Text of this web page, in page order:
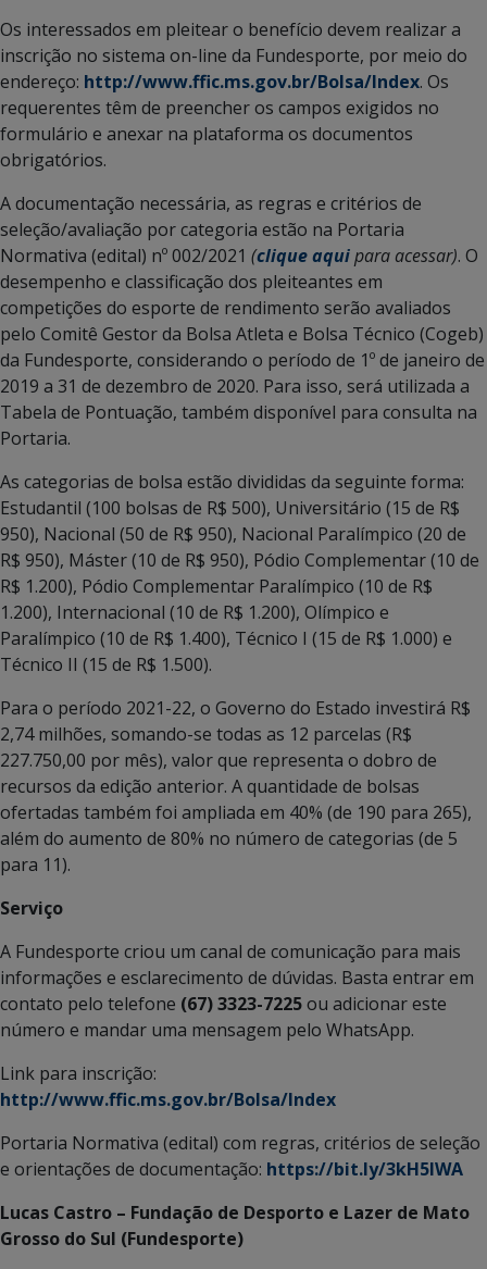
Os interessados em pleitear o benefício devem realizar a
inscrição no sistema on-line da Fundesporte, por meio do
endereço: http://www.ffic.ms.gov.br/Bolsa/Index. Os
requerentes têm de preencher os campos exigidos no
formulário e anexar na plataforma os documentos
obrigatórios.
A documentação necessária, as regras e critérios de
seleção/avaliação por categoria estão na Portaria
Normativa (edital) nº 002/2021 (clique aquipara acessar). O
desempenho e classificação dos pleiteantes em
competições do esporte de rendimento serão avaliados
pelo Comitê Gestor da Bolsa Atleta e Bolsa Técnico (Cogeb)
da Fundesporte, considerando o período de 1º de janeiro de
2019 a 31 de dezembro de 2020. Para isso, será utilizada a
Tabela de Pontuação, também disponível para consulta na
Portaria.
As categorias de bolsa estão divididas da seguinte forma:
Estudantil (100 bolsas de R$ 500), Universitário (15 de R$
950), Nacional (50 de R$ 950), Nacional Paralímpico (20 de
R$ 950), Máster (10 de R$ 950), Pódio Complementar (10 de
R$ 1.200), Pódio Complementar Paralímpico (10 de R$
1.200), Internacional (10 de R$ 1.200), Olímpico e
Paralímpico (10 de R$ 1.400), Técnico I (15 de R$ 1.000) e
Técnico II (15 de R$ 1.500).
Para o período 2021-22, o Governo do Estado investirá R$
2,74 milhões, somando-se todas as 12 parcelas (R$
227.750,00 por mês), valor que representa o dobro de
recursos da edição anterior. A quantidade de bolsas
ofertadas também foi ampliada em 40% (de 190 para 265),
além do aumento de 80% no número de categorias (de 5
para 11).
Serviço
A Fundesporte criou um canal de comunicação para mais
informações e esclarecimento de dúvidas. Basta entrar em
contato pelo telefone (67) 3323-7225ou adicionar este
número e mandar uma mensagem pelo WhatsApp.
Link para inscrição:
http://www.ffic.ms.gov.br/Bolsa/Index
Portaria Normativa (edital) com regras, critérios de seleção
e orientações de documentação: https://bit.ly/3kH5IWA
Lucas Castro – Fundação de Desporto e Lazer de Mato
Grosso do Sul (Fundesporte)